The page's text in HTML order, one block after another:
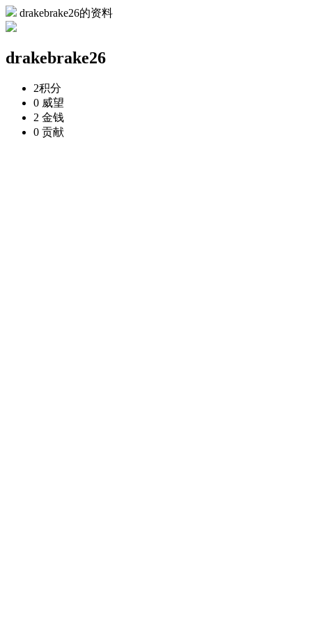
drakebrake26的资料
drakebrake26
2积分
0 威望
2 金钱
0 贡献